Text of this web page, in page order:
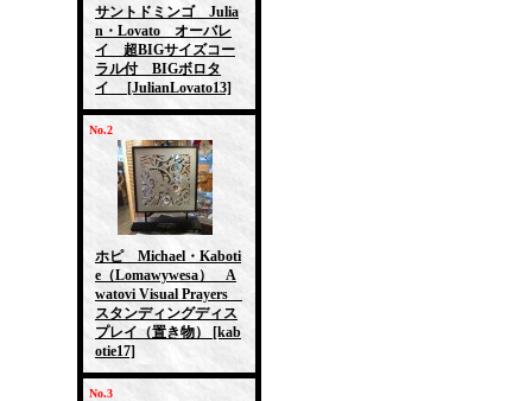
サントドミンゴ Julia
n・Lovato オーバレ
イ 超BIGサイズコー
ラル付 BIGボロタ
イ
[JulianLovato13]
No.2
ホピ Michael・Kaboti
e（Lomawywesa） A
watovi Visual Prayers
スタンディングディス
プレイ（置き物）
[kab
otie17]
No.3